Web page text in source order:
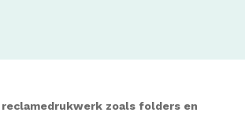
reclamedrukwerk zoals folders en